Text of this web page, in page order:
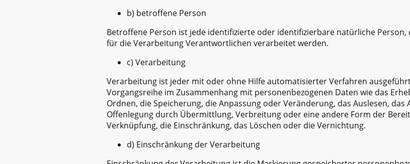
b) betroffene Person
Betroffene Person ist jede identifizierte oder identifizierbare natürliche
für die Verarbeitung Verantwortlichen verarbeitet werden.
c) Verarbeitung
Verarbeitung ist jeder mit oder ohne Hilfe automatisierter Verfahren
Vorgangsreihe im Zusammenhang mit personenbezogenen Daten wie das
Ordnen, die Speicherung, die Anpassung oder Veränderung, das Auslesen, das
Offenlegung durch Übermittlung, Verbreitung oder eine andere Form der
Verknüpfung, die Einschränkung, das Löschen oder die Vernichtung.
d) Einschränkung der Verarbeitung